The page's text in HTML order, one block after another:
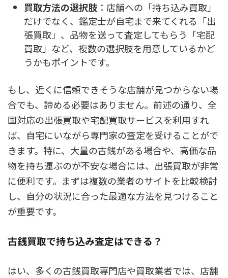
買取方法の選択肢 ：店舗への「持ち込み買取」
だけでなく、鑑定士が自宅まで来てくれる「出
張買取」、品物を送って査定してもらう「宅配
買取」など、複数の選択肢を用意しているかど
うかもポイントです。
もし、近くに信頼できそうな店舗が見つからない場
合でも、諦める必要はありません。前述の通り、全
国対応の出張買取や宅配買取サービスを利用すれ
ば、自宅にいながら専門家の査定を受けることがで
きます。特に、大量の古銭がある場合や、高価な品
物を持ち運ぶのが不安な場合には、出張買取が非常
に便利です。まずは複数の業者のサイトを比較検討
し、自分の状況に合った最適な方法を見つけること
が重要です。
古銭買取で持ち込み査定はできる？
はい、多くの古銭買取専門店や買取業者では、店舗